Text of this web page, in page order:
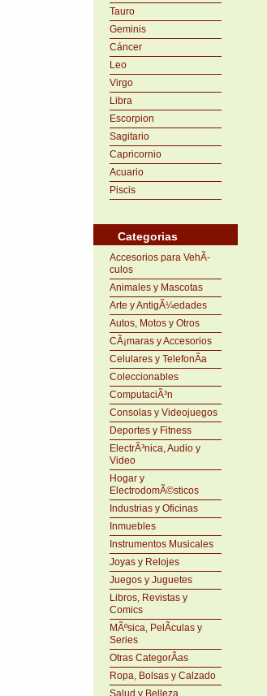
Tauro
Geminis
Cáncer
Leo
Virgo
Libra
Escorpion
Sagitario
Capricornio
Acuario
Piscis
Categorias
Accesorios para VehÃ­
culos
Animales y Mascotas
Arte y AntigÃ¼edades
Autos, Motos y Otros
CÃ¡maras y Accesorios
Celulares y TelefonÃ­a
Coleccionables
ComputaciÃ³n
Consolas y Videojuegos
Deportes y Fitness
ElectrÃ³nica, Audio y
Video
Hogar y
ElectrodomÃ©sticos
Industrias y Oficinas
Inmuebles
Instrumentos Musicales
Joyas y Relojes
Juegos y Juguetes
Libros, Revistas y
Comics
MÃºsica, PelÃ­culas y
Series
Otras CategorÃ­as
Ropa, Bolsas y Calzado
Salud y Belleza